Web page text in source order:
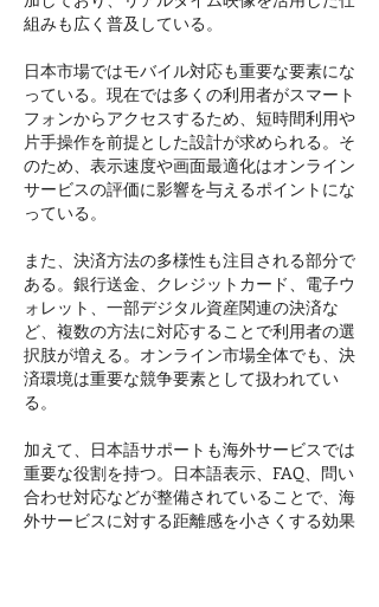
組みも広く普及している。
日本市場ではモバイル対応も重要な要素にな
っている。現在では多くの利用者がスマート
フォンからアクセスするため、短時間利用や
片手操作を前提とした設計が求められる。そ
のため、表示速度や画面最適化はオンライン
サービスの評価に影響を与えるポイントにな
っている。
また、決済方法の多様性も注目される部分で
ある。銀行送金、クレジットカード、電子ウ
ォレット、一部デジタル資産関連の決済な
ど、複数の方法に対応することで利用者の選
択肢が増える。オンライン市場全体でも、決
済環境は重要な競争要素として扱われてい
る。
加えて、日本語サポートも海外サービスでは
重要な役割を持つ。日本語表示、FAQ、問い
合わせ対応などが整備されていることで、海
外サービスに対する距離感を小さくする効果